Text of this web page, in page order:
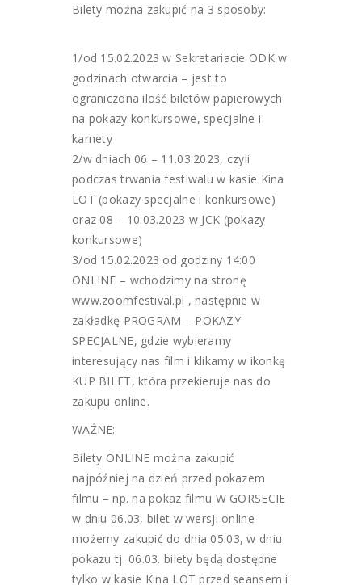
Bilety można zakupić na 3 sposoby:
1/od 15.02.2023 w Sekretariacie ODK w
godzinach otwarcia – jest to
ograniczona ilość biletów papierowych
na pokazy konkursowe, specjalne i
karnety
2/w dniach 06 – 11.03.2023, czyli
podczas trwania festiwalu w kasie Kina
LOT (pokazy specjalne i konkursowe)
oraz 08 – 10.03.2023 w JCK (pokazy
konkursowe)
3/od 15.02.2023 od godziny 14:00
ONLINE – wchodzimy na stronę
www.zoomfestival.pl , następnie w
zakładkę PROGRAM – POKAZY
SPECJALNE, gdzie wybieramy
interesujący nas film i klikamy w ikonkę
KUP BILET, która przekieruje nas do
zakupu online.
WAŻNE:
Bilety ONLINE można zakupić
najpóźniej na dzień przed pokazem
filmu – np. na pokaz filmu W GORSECIE
w dniu 06.03, bilet w wersji online
możemy zakupić do dnia 05.03, w dniu
pokazu tj. 06.03. bilety będą dostępne
tylko w kasie Kina LOT przed seansem i